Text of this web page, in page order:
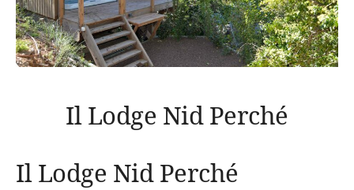
Il Lodge Nid Perché
Il Lodge Nid Perché